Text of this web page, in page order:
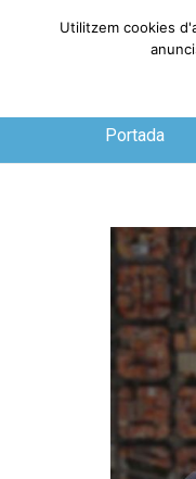
Dissabte, 8
Portada
Utilitzem cookies